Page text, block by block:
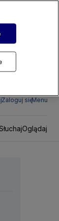
Zaloguj sięMenu
Oglądaj